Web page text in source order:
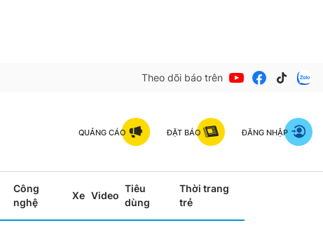
Theo dõi báo trên
QUẢNG CÁO ĐẶT BÁO ĐĂNG NHẬP
Công
nghệ
Xe Video
Tiêu
dùng
Thời trang
trẻ